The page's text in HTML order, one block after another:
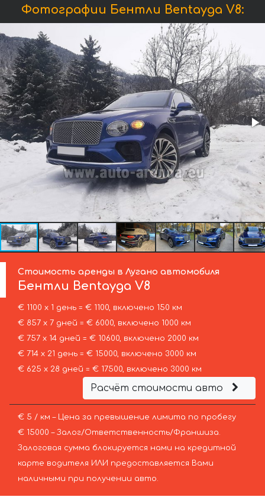
Фотографии Бентли Bentayga V8:
Стоимость аренды в Лугано автомобиля
Бентли Bentayga V8
€ 1100 х 1 день = € 1100, включено 150 км
€ 857 х 7 дней = € 6000, включено 1000 км
€ 757 х 14 дней = € 10600, включено 2000 км
€ 714 х 21 день = € 15000, включено 3000 км
€ 625 х 28 дней = € 17500, включено 3000 км
Расчёт стоимости авто
€ 5 / км – Цена за превышение лимита по пробегу
€ 15000 – Залог/Ответственность/Франшиза.
Залоговая сумма блокируется нами на кредитной
карте водителя ИЛИ предоставляется Вами
наличными при получении авто.